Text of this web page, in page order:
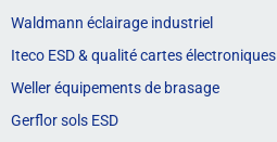
Waldmann éclairage industriel
Iteco ESD & qualité cartes électroniques
Weller équipements de brasage
Gerflor sols ESD